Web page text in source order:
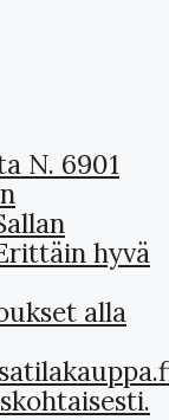
N. 6901
hyvä
alla